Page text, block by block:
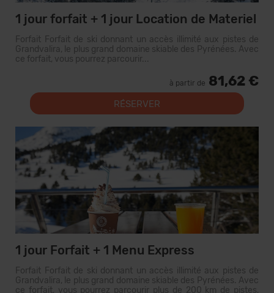
1 jour forfait + 1 jour Location de Materiel
Forfait Forfait de ski donnant un accès illimité aux pistes de
Grandvalira, le plus grand domaine skiable des Pyrénées. Avec
ce forfait, vous pourrez parcourir...
à partir de 81,62 €
RÉSERVER
1 jour Forfait + 1 Menu Express
Forfait Forfait de ski donnant un accès illimité aux pistes de
Grandvalira, le plus grand domaine skiable des Pyrénées. Avec
ce forfait, vous pourrez parcourir plus de 200 km de pistes,